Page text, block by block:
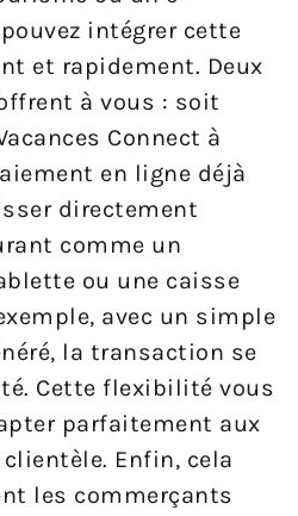
intégrer cette
et rapidement. Deux
à vous : soit
Connect à
en ligne déjà
directement
comme un
ou une caisse
avec un simple
la transaction se
Cette flexibilité vous
parfaitement aux
Enfin, cela
les commerçants